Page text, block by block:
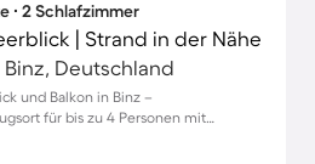
∙ 2 Schlafzimmer
| Strand in der Nähe
Deutschland
und Balkon in Binz –
für bis zu 4 Personen mit